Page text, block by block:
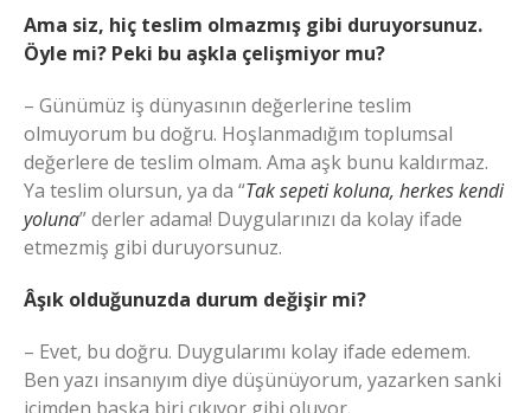
Ama siz, hiç teslim olmazmış gibi duruyorsunuz.
Öyle mi? Peki bu aşkla çelişmiyor mu?
– Günümüz iş dünyasının değerlerine teslim
olmuyorum bu doğru. Hoşlanmadığım toplumsal
değerlere de teslim olmam. Ama aşk bunu kaldırmaz.
Ya teslim olursun, ya da “Tak sepeti koluna, herkes kendi
yoluna” derler adama! Duygularınızı da kolay ifade
etmezmiş gibi duruyorsunuz.
Âşık olduğunuzda durum değişir mi?
– Evet, bu doğru. Duygularımı kolay ifade edemem.
Ben yazı insanıyım diye düşünüyorum, yazarken sanki